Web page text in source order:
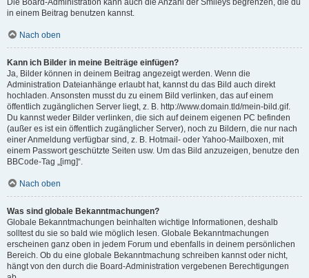
Die Board-Administration kann auch die Anzahl der Smileys begrenzen, die du
in einem Beitrag benutzen kannst.
Nach oben
Kann ich Bilder in meine Beiträge einfügen?
Ja, Bilder können in deinem Beitrag angezeigt werden. Wenn die
Administration Dateianhänge erlaubt hat, kannst du das Bild auch direkt
hochladen. Ansonsten musst du zu einem Bild verlinken, das auf einem
öffentlich zugänglichen Server liegt, z. B. http://www.domain.tld/mein-bild.gif.
Du kannst weder Bilder verlinken, die sich auf deinem eigenen PC befinden
(außer es ist ein öffentlich zugänglicher Server), noch zu Bildern, die nur nach
einer Anmeldung verfügbar sind, z. B. Hotmail- oder Yahoo-Mailboxen, mit
einem Passwort geschützte Seiten usw. Um das Bild anzuzeigen, benutze den
BBCode-Tag „[img]“.
Nach oben
Was sind globale Bekanntmachungen?
Globale Bekanntmachungen beinhalten wichtige Informationen, deshalb
solltest du sie so bald wie möglich lesen. Globale Bekanntmachungen
erscheinen ganz oben in jedem Forum und ebenfalls in deinem persönlichen
Bereich. Ob du eine globale Bekanntmachung schreiben kannst oder nicht,
hängt von den durch die Board-Administration vergebenen Berechtigungen